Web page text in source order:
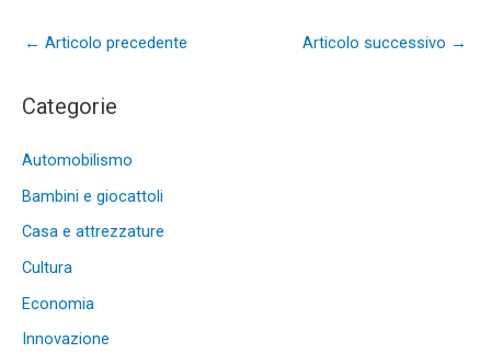
← Articolo precedente Articolo successivo →
Categorie
Automobilismo
Bambini e giocattoli
Casa e attrezzature
Cultura
Economia
Innovazione